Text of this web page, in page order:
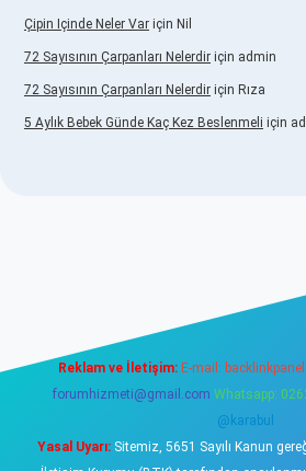
Çipin Içinde Neler Var için Nil
72 Sayısının Çarpanları Nelerdir için admin
72 Sayısının Çarpanları Nelerdir için Rıza
5 Aylık Bebek Günde Kaç Kez Beslenmeli için
Reklam ve İletişim: E-mail:
forumhizmeti@gmail.com Whatsapp:
@karabul
Yasal Uyarı:Sitemiz, 5651 Sayılı Kanun